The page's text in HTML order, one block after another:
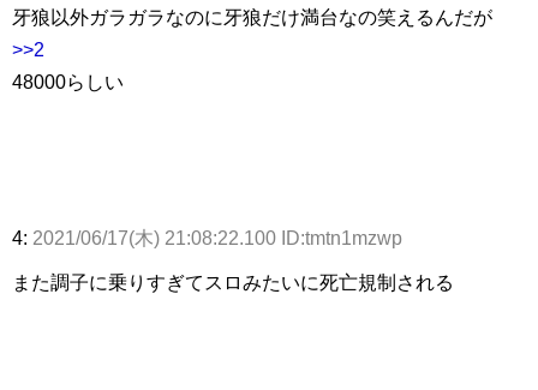
牙狼以外ガラガラなのに牙狼だけ満台なの笑えるんだが
>>2
48000らしい
4: 2021/06/17(木) 21:08:22.100 ID:tmtn1mzwp
また調子に乗りすぎてスロみたいに死亡規制される